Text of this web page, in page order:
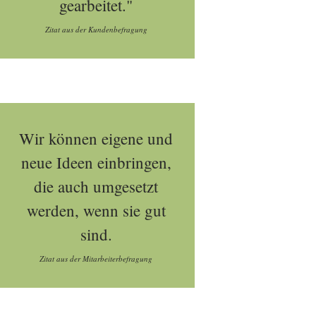
gearbeitet."
Zitat aus der Kundenbefragung
Wir können eigene und
neue Ideen einbringen,
die auch umgesetzt
werden, wenn sie gut
sind.
Zitat aus der Mitarbeiterbefragung